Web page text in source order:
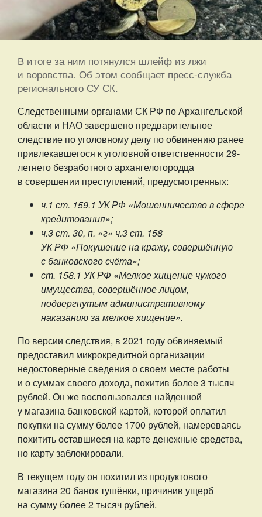
В итоге за ним потянулся шлейф из лжи
и воровства. Об этом сообщает пресс-служба
регионального СУ СК.
Следственными органами СК РФ по Архангельской
области и НАО завершено предварительное
следствие по уголовному делу по обвинению ранее
привлекавшегося к уголовной ответственности 29-
летнего безработного архангелогородца
в совершении преступлений, предусмотренных:
ч.1 ст. 159.1 УК РФ «Мошенничество в сфере
кредитования»;
ч.3 ст. 30, п. «г» ч.3 ст. 158
УК РФ «Покушение на кражу, совершённую
с банковского счёта»;
ст. 158.1 УК РФ «Мелкое хищение чужого
имущества, совершённое лицом,
подвергнутым административному
наказанию за мелкое хищение».
По версии следствия, в 2021 году обвиняемый
предоставил микрокредитной организации
недостоверные сведения о своем месте работы
и о суммах своего дохода, похитив более 3 тысяч
рублей. Он же воспользовался найденной
у магазина банковской картой, которой оплатил
покупки на сумму более 1700 рублей, намереваясь
похитить оставшиеся на карте денежные средства,
но карту заблокировали.
В текущем году он похитил из продуктового
магазина 20 банок тушёнки, причинив ущерб
на сумму более 2 тысяч рублей.